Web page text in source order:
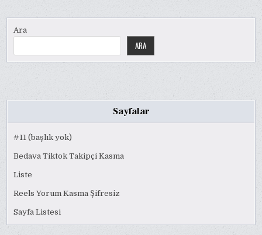
Ara
ARA
Sayfalar
#11 (başlık yok)
Bedava Tiktok Takipçi Kasma
Liste
Reels Yorum Kasma Şifresiz
Sayfa Listesi